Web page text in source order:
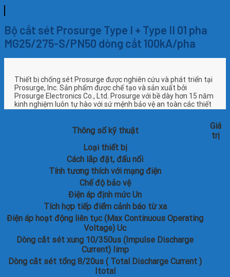
Bộ cắt sét Prosurge Type I + Type II 01 pha
MG25/275-S/PN50 dòng cắt 100kA/pha
Thiết bị chống sét Prosurge được nghiên cứu và phát triển tại
Prosurge, Inc. Sản phẩm được chế tạo và sản xuất bởi
Prosurge Electronics Co., Ltd. Prosurge với bề dày hơn 15 năm
kinh nghiệm luôn tự hào với sứ mệnh bảo vệ an toàn các thiết
Thông số kỹ thuật
Giá
trị
Loại thiết bị
Cách lắp đặt, đấu nối
Tính tương thích với mạng điện
Chế độ bảo vệ
Điện áp định mức Un
Tích hợp tiếp điểm cảnh báo từ xa
Điện áp hoạt động liên tục (Max Continuous Operating
Voltage) Uc
Dòng cắt sét xung 10/350us (Impulse Discharge
Current) Iimp
Dòng cắt sét tổng 8/20us ( Total Discharge Current )
Itotal